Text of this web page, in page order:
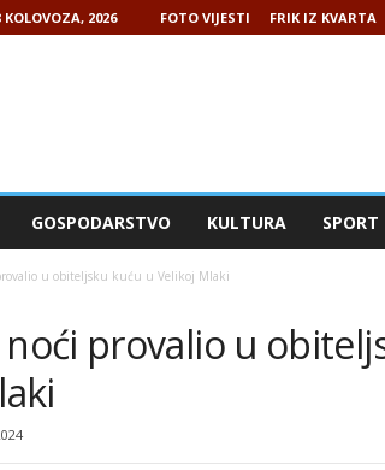
KOLOVOZA, 2026 FOTO VIJESTI FRIK IZ KVARTA
GOSPODARSTVO KULTURA SPORT
u obiteljsku kuću u Velikoj Mlaki
provalio u